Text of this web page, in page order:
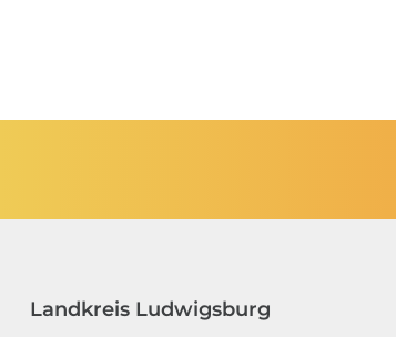
Landkreis Ludwigsburg